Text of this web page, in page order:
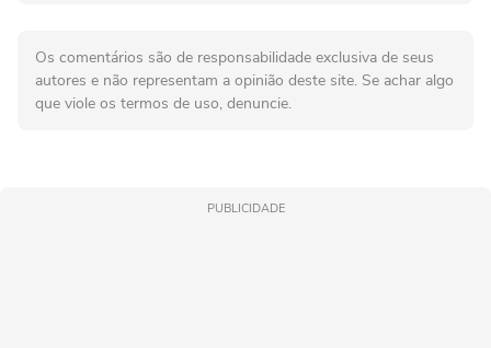
Os comentários são de responsabilidade exclusiva de seus
autores e não representam a opinião deste site. Se achar algo
que viole os termos de uso, denuncie.
PUBLICIDADE